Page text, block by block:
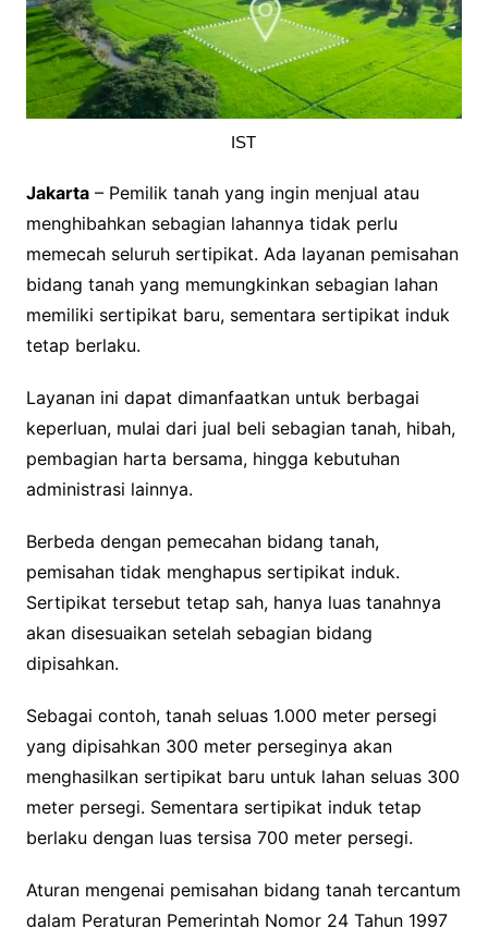
IST
Jakarta– Pemilik tanah yang ingin menjual atau
menghibahkan sebagian lahannya tidak perlu
memecah seluruh sertipikat. Ada layanan pemisahan
bidang tanah yang memungkinkan sebagian lahan
memiliki sertipikat baru, sementara sertipikat induk
tetap berlaku.
Layanan ini dapat dimanfaatkan untuk berbagai
keperluan, mulai dari jual beli sebagian tanah, hibah,
pembagian harta bersama, hingga kebutuhan
administrasi lainnya.
Berbeda dengan pemecahan bidang tanah,
pemisahan tidak menghapus sertipikat induk.
Sertipikat tersebut tetap sah, hanya luas tanahnya
akan disesuaikan setelah sebagian bidang
dipisahkan.
Sebagai contoh, tanah seluas 1.000 meter persegi
yang dipisahkan 300 meter perseginya akan
menghasilkan sertipikat baru untuk lahan seluas 300
meter persegi. Sementara sertipikat induk tetap
berlaku dengan luas tersisa 700 meter persegi.
Aturan mengenai pemisahan bidang tanah tercantum
dalam Peraturan Pemerintah Nomor 24 Tahun 1997